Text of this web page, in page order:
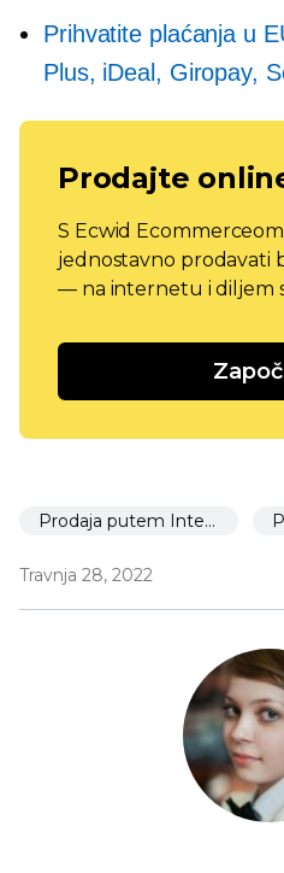
Prihvatite plaćanja u
Plus, iDeal, Giropay,
Prodajte
S Ecwid
jednostavno prodavati
— na internetu i diljem
Prodaja putem Interneta
Travnja 28, 2022